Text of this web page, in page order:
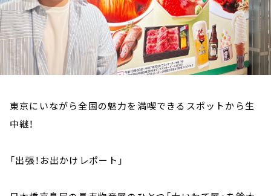
東京にいながら全国の魅力を満喫できるスポットから生
中継！
「出張！お出かけレポート」